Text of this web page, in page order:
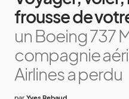
frousse de
un Boeing 737
compagnie
Airlines a perdu
par Yves Rebaud